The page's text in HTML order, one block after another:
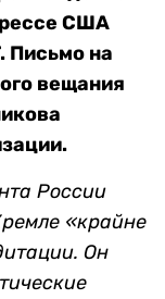
США
Письмо на
вещания
России
«крайне
Он